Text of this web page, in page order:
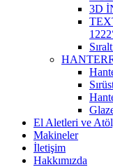
3D
El Aletleri ve
Makineler
İletişim
Hakkımızda